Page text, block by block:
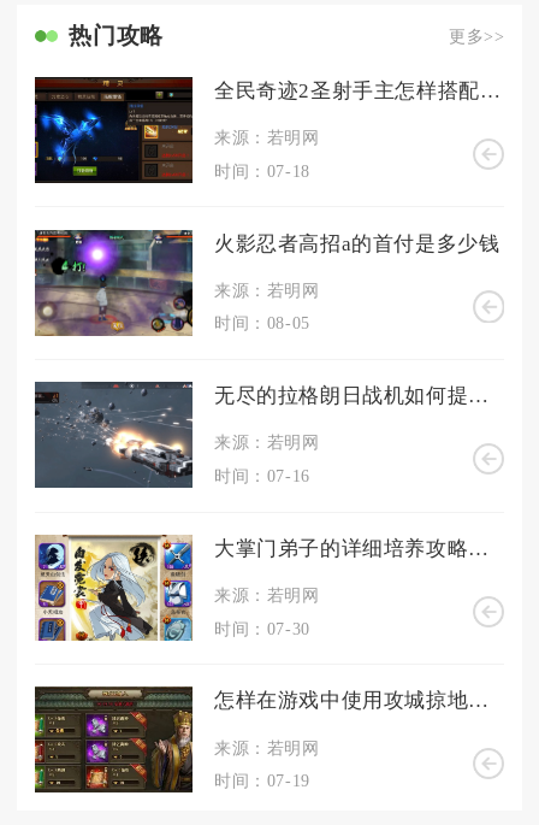
热门攻略 更多>>
全民奇迹2圣射手主怎样搭配技能
来源：若明网
时间：07-18
火影忍者高招a的首付是多少钱
来源：若明网
时间：08-05
无尽的拉格朗日战机如何提高作战效率
来源：若明网
时间：07-16
大掌门弟子的详细培养攻略是什么
来源：若明网
时间：07-30
怎样在游戏中使用攻城掠地琉璃玉符
来源：若明网
时间：07-19